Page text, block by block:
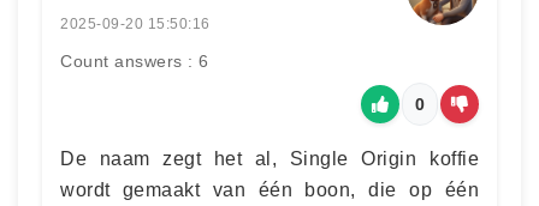
2025-09-20 15:50:16
Count answers : 6
0
De naam zegt het al, Single Origin koffie
wordt gemaakt van één boon, die op één